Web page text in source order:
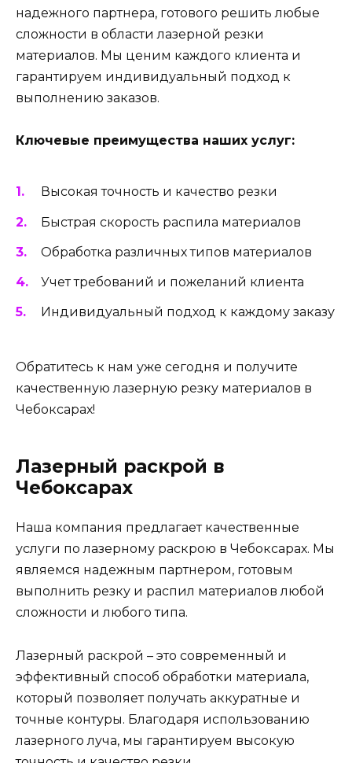
надежного партнера, готового решить любые
сложности в области лазерной резки
материалов. Мы ценим каждого клиента и
гарантируем индивидуальный подход к
выполнению заказов.
Ключевые преимущества наших услуг:
Высокая точность и качество резки
Быстрая скорость распила материалов
Обработка различных типов материалов
Учет требований и пожеланий клиента
Индивидуальный подход к каждому заказу
Обратитесь к нам уже сегодня и получите
качественную лазерную резку материалов в
Чебоксарах!
Лазерный раскрой в
Чебоксарах
Наша компания предлагает качественные
услуги по лазерному раскрою в Чебоксарах. Мы
являемся надежным партнером, готовым
выполнить резку и распил материалов любой
сложности и любого типа.
Лазерный раскрой – это современный и
эффективный способ обработки материала,
который позволяет получать аккуратные и
точные контуры. Благодаря использованию
лазерного луча, мы гарантируем высокую